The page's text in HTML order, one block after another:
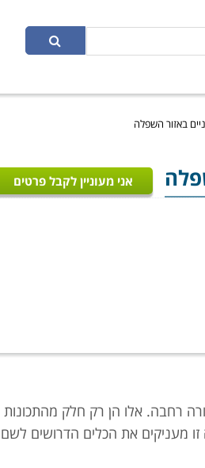
באזור השפלה
אני מעוניין לקבל פרטים
רחבה. אלו הן רק חלק מהתכונות
זו מעניקים את הכלים הדרושים לשם